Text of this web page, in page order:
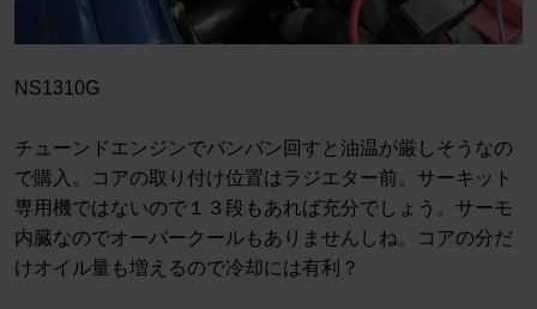
NS1310G
チューンドエンジンでバンバン回すと油温が厳しそうなの
で購入。コアの取り付け位置はラジエター前。サーキット
専用機ではないので１３段もあれば充分でしょう。サーモ
内臓なのでオーバークールもありませんしね。コアの分だ
けオイル量も増えるので冷却には有利？